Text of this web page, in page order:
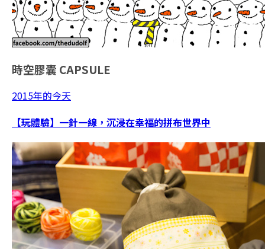
時空膠囊 CAPSULE
2015年的今天
【玩體驗】一針一線，沉浸在幸福的拼布世界中